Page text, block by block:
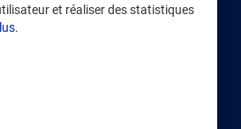
et réaliser des statistiques